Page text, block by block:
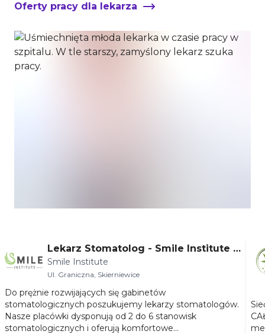
Oferty pracy dla lekarza
Lekarz Stomatolog - Smile Institute S
kierniewice
Smile Institute
Ul. Graniczna, Skierniewice
Do prężnie rozwijających się gabinetów
stomatologicznych poszukujemy lekarzy stomatologów.
Nasze placówki dysponują od 2 do 6 stanowisk
stomatologicznych i oferują komfortowe...
CAŁEJ